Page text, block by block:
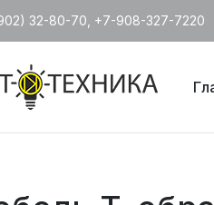
32-80-70, +7-908-327-7220